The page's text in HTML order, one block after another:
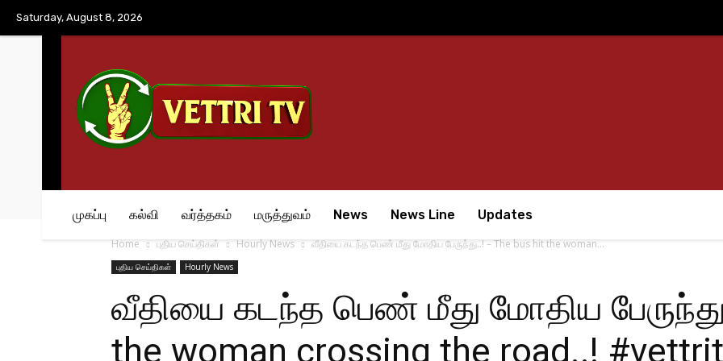
Saturday, August 8, 2026
முகப்பு கல்வி வர்த்தகம் மருத்துவம் News News Line Updates
Home புதிய செய்திகள் Hourly News வீதியை கடந்த பெண் மீது மோதிய பேருந்து..! – The bus hit the woman...
புதிய செய்திகள் Hourly News
வீதியை கடந்த பெண் மீது மோதிய
the woman crossing the road..!